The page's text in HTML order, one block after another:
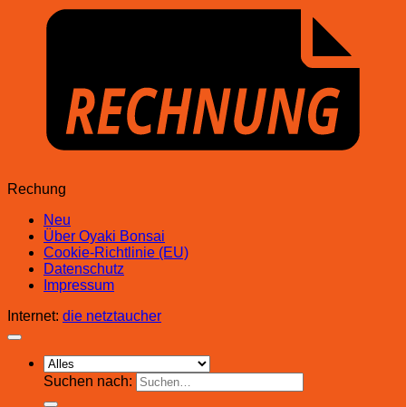
Rechung
Neu
Über Oyaki Bonsai
Cookie-Richtlinie (EU)
Datenschutz
Impressum
Internet: die netztaucher
Suchen nach: